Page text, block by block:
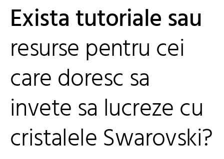
Exista tutoriale sau
resurse pentru cei
care doresc sa
invete sa lucreze cu
cristalele Swarovski?